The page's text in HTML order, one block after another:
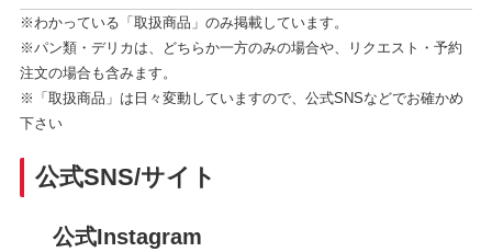
※わかっている「取扱商品」のみ掲載しています。
※パン類・デリカは、どちらか一方のみの場合や、リクエスト・予約
注文の場合も含みます。
※「取扱商品」は日々変動していますので、公式SNSなどでお確かめ
下さい
公式SNS/サイト
公式Instagram